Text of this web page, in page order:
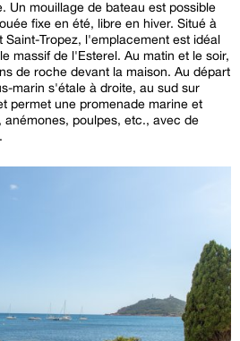
Un mouillage de bateau est possible
fixe en été, libre en hiver. Situé à
Tropez, l'emplacement est idéal
massif de l'Esterel. Au matin et le soir,
de roche devant la maison. Au départ
marin s'étale à droite, au sud sur
permet une promenade marine et
anémones, poulpes, etc., avec de